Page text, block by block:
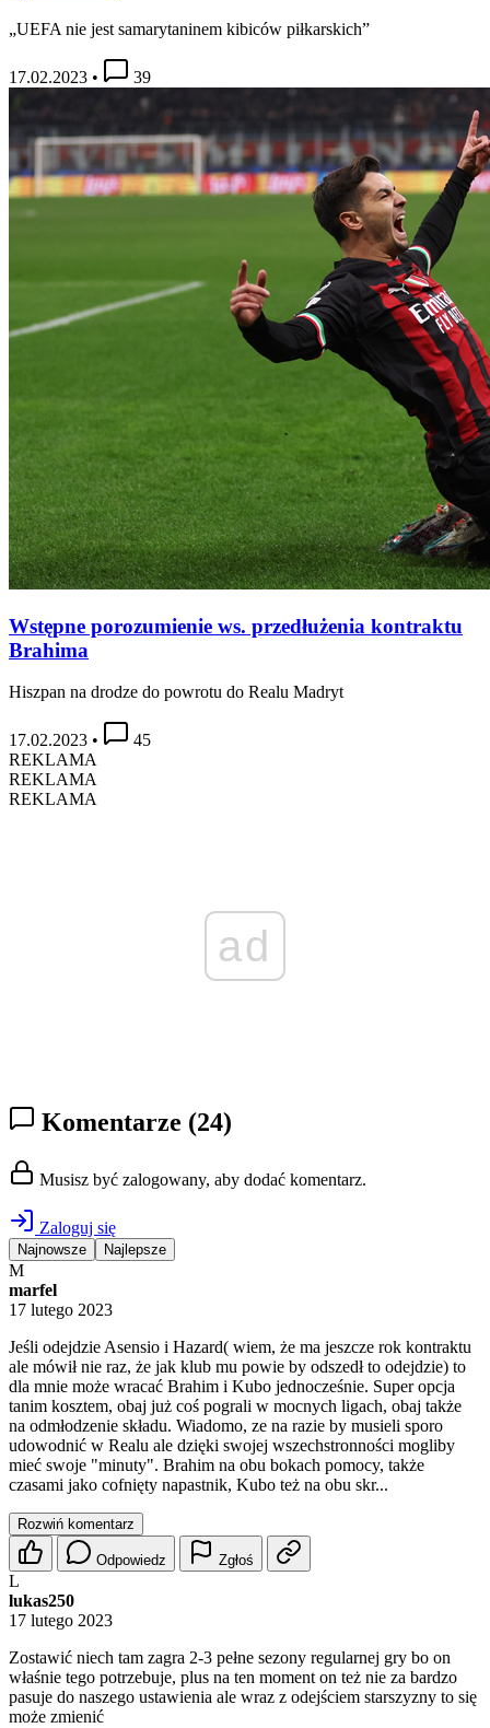
„UEFA nie jest samarytaninem kibiców piłkarskich”
17.02.2023 • 39
Wstępne porozumienie ws. przedłużenia kontraktu
Brahima
Hiszpan na drodze do powrotu do Realu Madryt
17.02.2023 •
45
REKLAMA
REKLAMA
REKLAMA
ad
Komentarze (24)
Musisz być zalogowany, aby dodać komentarz.
Zaloguj się
Najnowsze Najlepsze
M
marfel
17 lutego 2023
Jeśli odejdzie Asensio i Hazard( wiem, że ma jeszcze rok kontraktu
ale mówił nie raz, że jak klub mu powie by odszedł to odejdzie) to
dla mnie może wracać Brahim i Kubo jednocześnie. Super opcja
tanim kosztem, obaj już coś pograli w mocnych ligach, obaj także
na odmłodzenie składu. Wiadomo, ze na razie by musieli sporo
udowodnić w Realu ale dzięki swojej wszechstronności mogliby
mieć swoje "minuty". Brahim na obu bokach pomocy, także
czasami jako cofnięty napastnik, Kubo też na obu skr...
Rozwiń komentarz
Odpowiedz Zgłoś
L
lukas250
17 lutego 2023
Zostawić niech tam zagra 2-3 pełne sezony regularnej gry bo on
właśnie tego potrzebuje, plus na ten moment on też nie za bardzo
pasuje do naszego ustawienia ale wraz z odejściem starszyzny to się
może zmienić